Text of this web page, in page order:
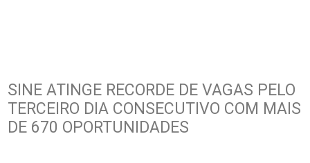
SINE ATINGE RECORDE DE VAGAS PELO
TERCEIRO DIA CONSECUTIVO COM MAIS
DE 670 OPORTUNIDADES